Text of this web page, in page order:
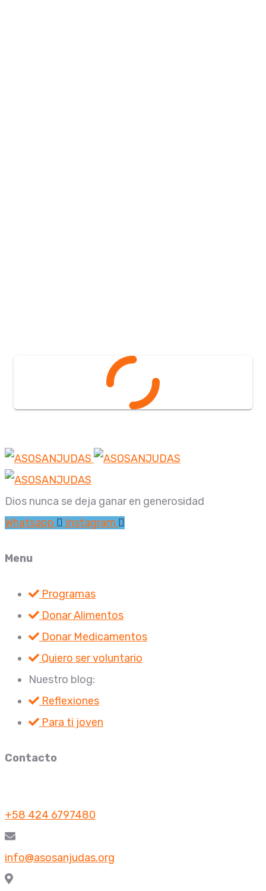
Dios nunca se deja ganar en generosidad
Whatsapp
Instagram
Menu
Programas
Donar Alimentos
Donar Medicamentos
Quiero ser voluntario
Nuestro blog:
Reflexiones
Para ti joven
Contacto
+58 424 6797480
info@asosanjudas.org